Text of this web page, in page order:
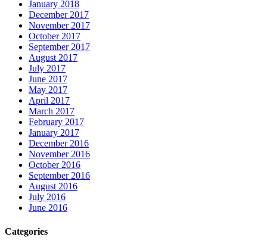
January 2018
December 2017
November 2017
October 2017
September 2017
August 2017
July 2017
June 2017
May 2017
April 2017
March 2017
February 2017
January 2017
December 2016
November 2016
October 2016
September 2016
August 2016
July 2016
June 2016
Categories